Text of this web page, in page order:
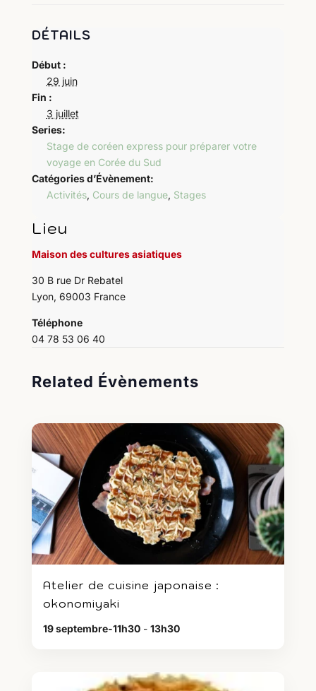
DÉTAILS
Début :
29 juin
Fin :
3 juillet
Series:
Stage de coréen express pour préparer votre
voyage en Corée du Sud
Catégories d’Évènement:
Activités, Cours de langue, Stages
Lieu
Maison des cultures asiatiques
30 B rue Dr Rebatel
Lyon, 69003 France
Téléphone
04 78 53 06 40
Related Évènements
Atelier de cuisine japonaise :
okonomiyaki
19 septembre-11h30- 13h30